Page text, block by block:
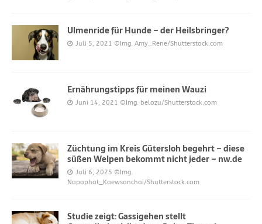
Ulmenride für Hunde – der Heilsbringer?
Juli 5, 2021 ©Img. Amy_Rene/Shutterstock.com
Ernährungstipps für meinen Wauzi
Juni 14, 2021 ©Img. belozu/Shutterstock.com
Züchtung im Kreis Gütersloh begehrt – diese
süßen Welpen bekommt nicht jeder – nw.de
Juli 6, 2025 ©Img.
Napaphat_Kaewsanchai/Shutterstock.com
Studie zeigt: Gassigehen stellt